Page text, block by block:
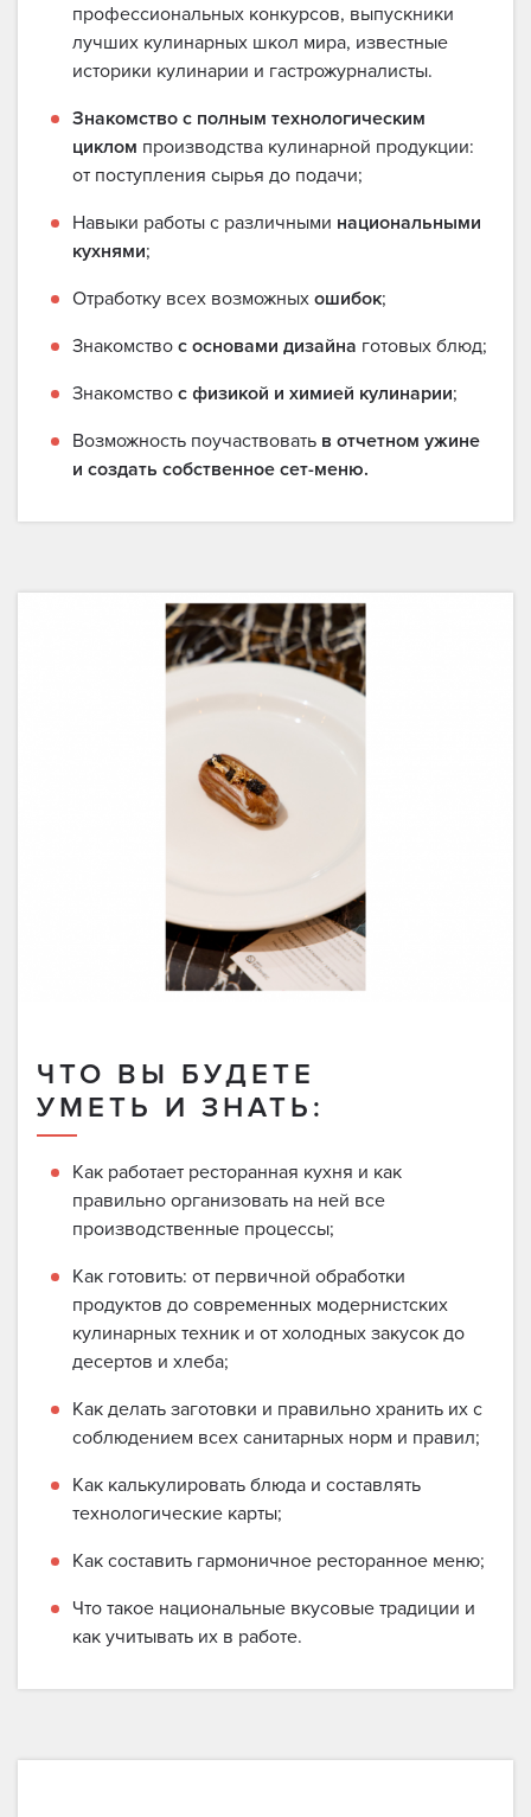
профессиональных конкурсов, выпускники
лучших кулинарных школ мира, известные
историки кулинарии и гастрожурналисты.
Знакомство с полным технологическим
циклом производства кулинарной продукции:
от поступления сырья до подачи;
Навыки работы с различными национальными
кухнями;
Отработку всех возможных ошибок;
Знакомство с основами дизайна готовых блюд;
Знакомство с физикой и химией кулинарии;
Возможность поучаствовать в отчетном ужине
и создать собственное сет-меню.
ЧТО ВЫ БУДЕТЕ
УМЕТЬ И ЗНАТЬ:
Как работает ресторанная кухня и как
правильно организовать на ней все
производственные процессы;
Как готовить: от первичной обработки
продуктов до современных модернистских
кулинарных техник и от холодных закусок до
десертов и хлеба;
Как делать заготовки и правильно хранить их с
соблюдением всех санитарных норм и правил;
Как калькулировать блюда и составлять
технологические карты;
Как составить гармоничное ресторанное меню;
Что такое национальные вкусовые традиции и
как учитывать их в работе.